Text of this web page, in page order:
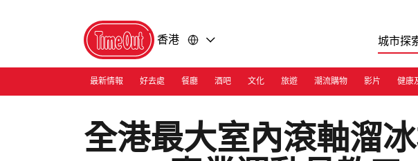
香港 城市探
最新情報 好去處 餐廳 酒吧 文化 旅遊 潮流購物 影片 健康
全港最大室內滾軸溜